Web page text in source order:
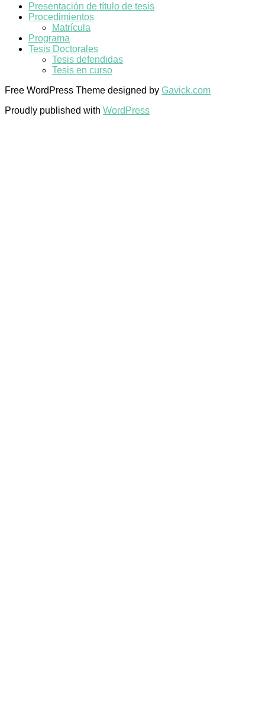
Presentación de título de tesis
Procedimientos
Matrícula
Programa
Tesis Doctorales
Tesis defendidas
Tesis en curso
Free WordPress Theme designed by Gavick.com
Proudly published with WordPress